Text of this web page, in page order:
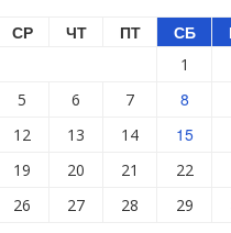
СР ЧТ ПТ СБ
1
5 6 7 8
12 13 14 15
19 20 21 22
26 27 28 29